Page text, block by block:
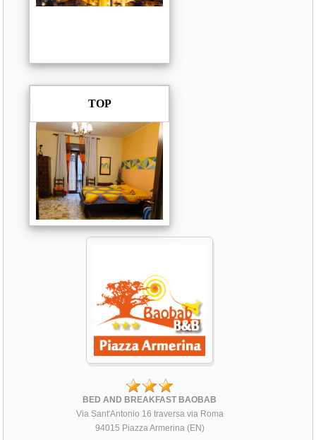
TOP
BED AND BREAKFAST BAOBAB
Via Sant'Antonio 16 traversa via Roma
94015 Piazza Armerina (EN)